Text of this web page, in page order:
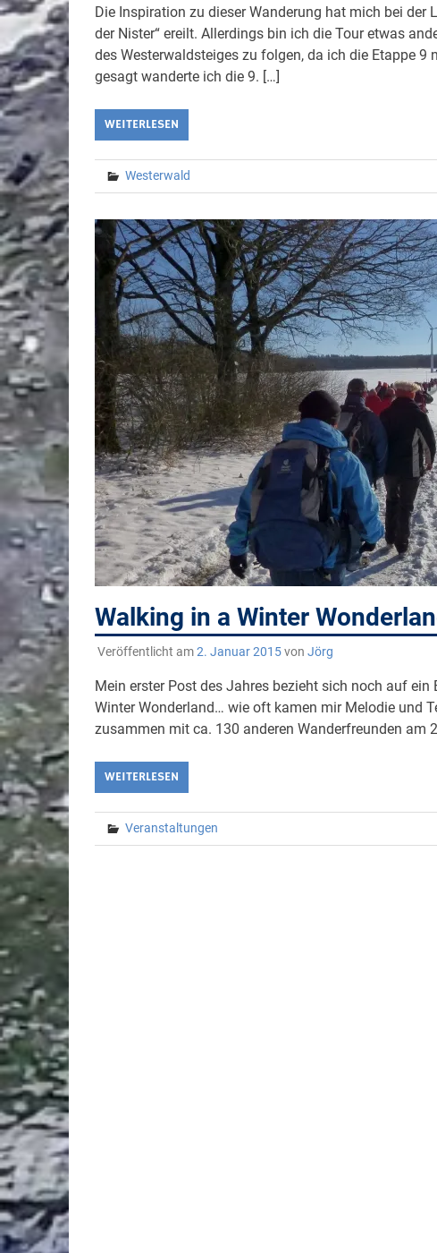
Die Inspiration zu dieser Wanderung hat mich bei der
der Nister“ ereilt. Allerdings bin ich die Tour etwas
des Westerwaldsteiges zu folgen, da ich die Etappe
gesagt wanderte ich die 9. […]
WEITERLESEN
Westerwald
Walking in a Winter
Veröffentlicht am2. Januar 2015von Jörg
Mein erster Post des Jahres bezieht sich noch auf
Winter Wonderland… wie oft kamen mir Melodie und
zusammen mit ca. 130 anderen Wanderfreunden am
WEITERLESEN
Veranstaltungen